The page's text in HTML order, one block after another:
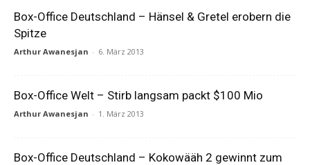
Box-Office Deutschland – Hänsel & Gretel erobern die
Spitze
Arthur Awanesjan - 6. März 2013
Box-Office Welt – Stirb langsam packt $100 Mio
Arthur Awanesjan - 1. März 2013
Box-Office Deutschland – Kokowääh 2 gewinnt zum